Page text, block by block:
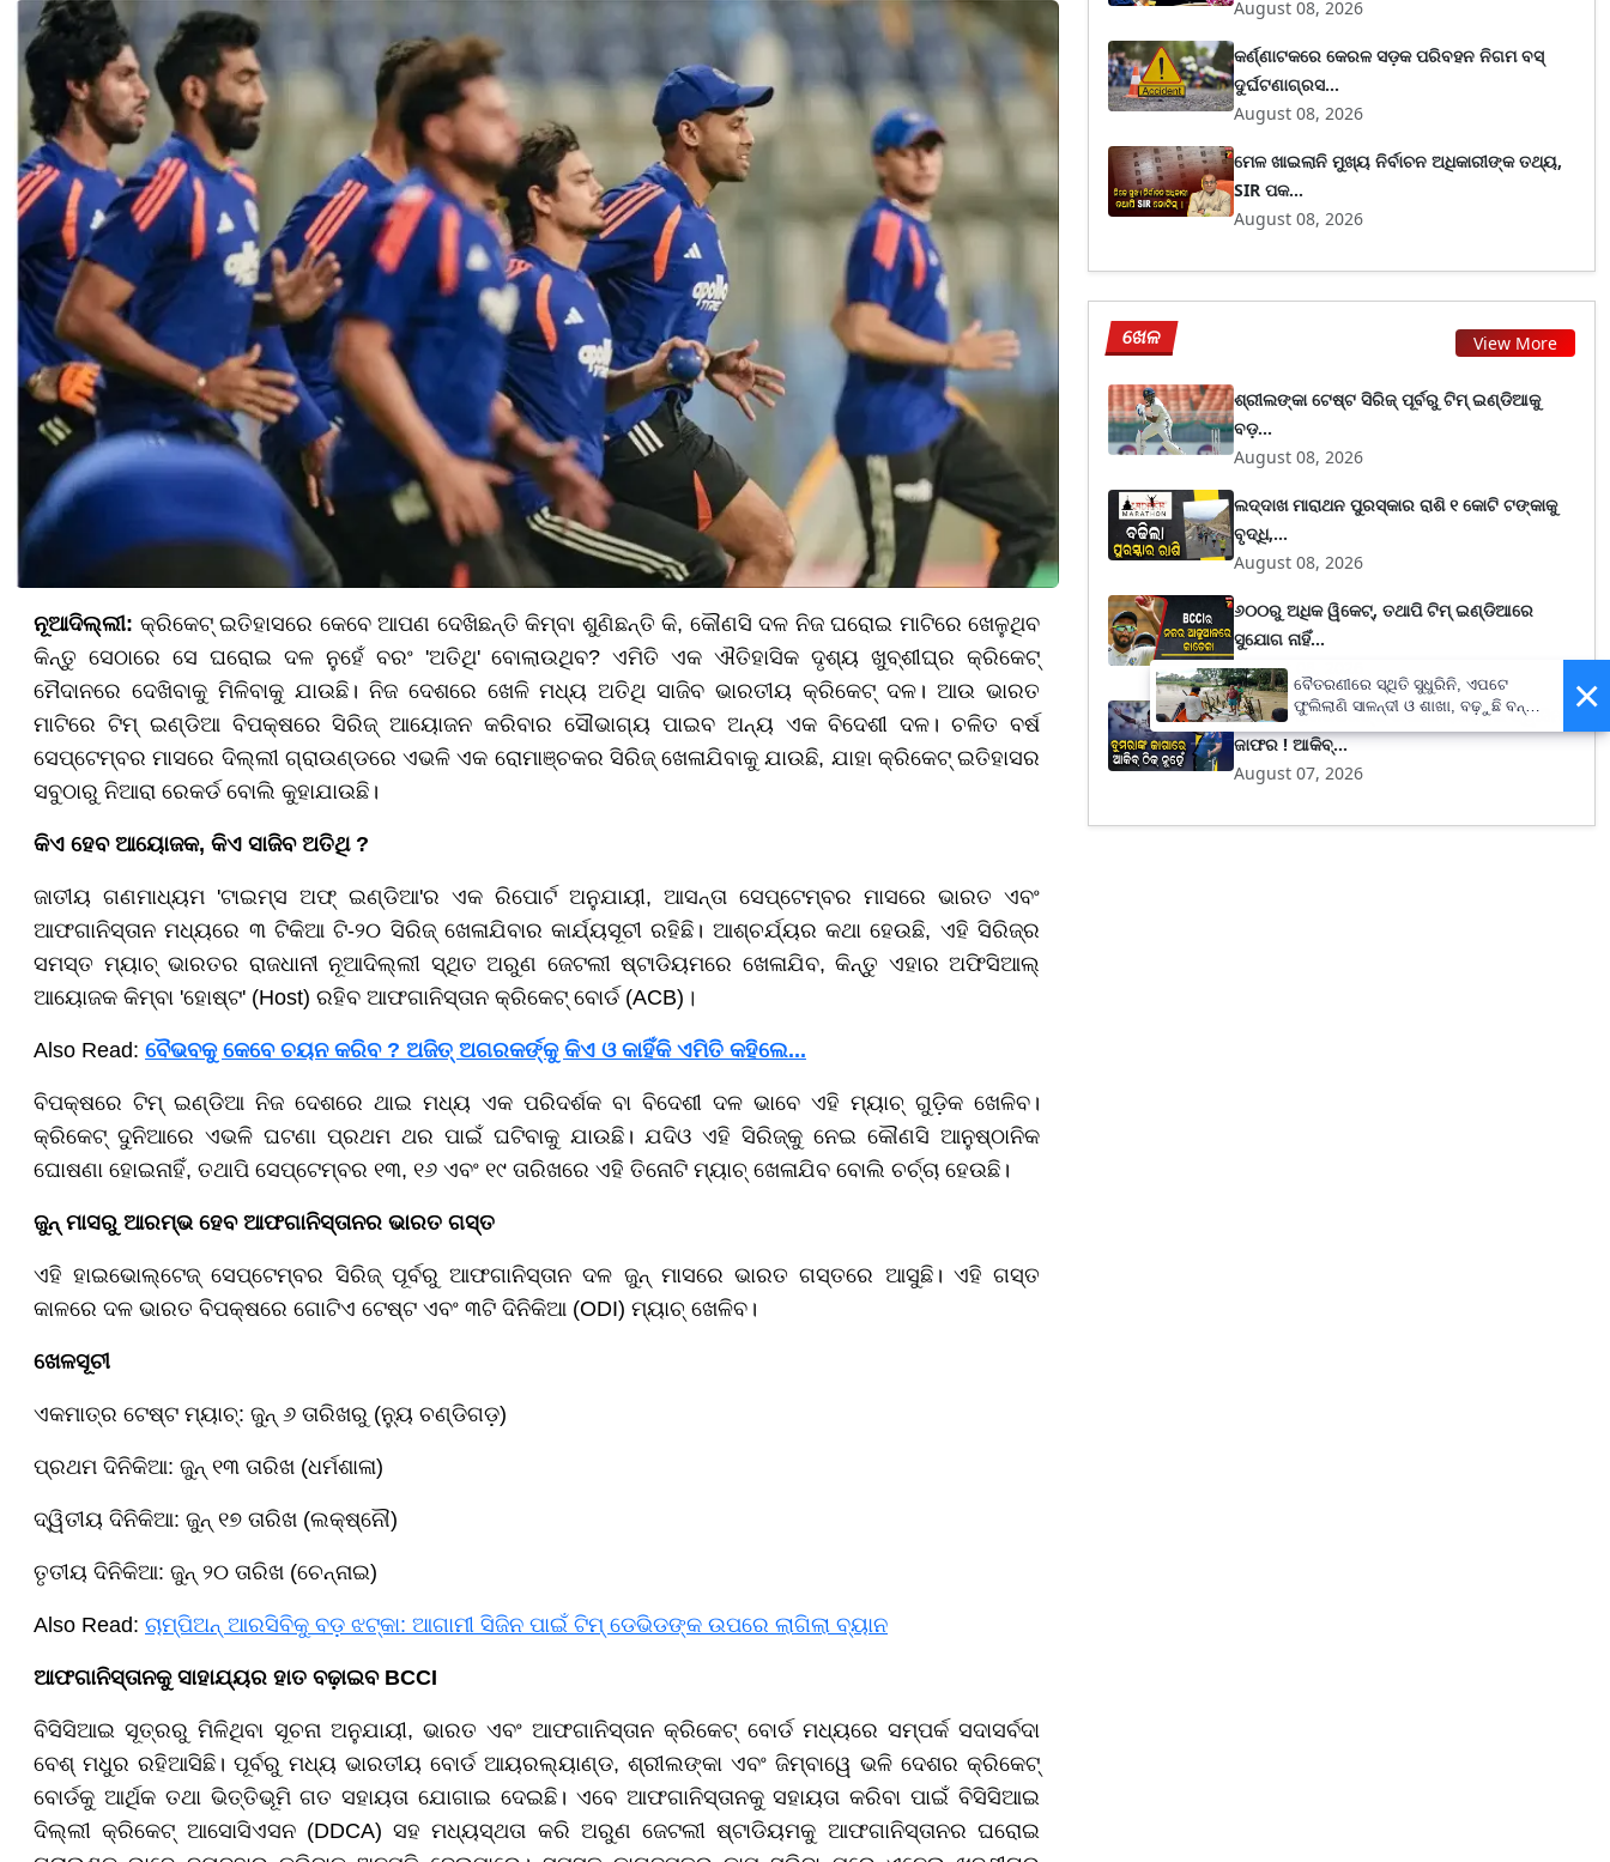
ନୂଆଦିଲ୍ଲୀ: କ୍ରିକେଟ୍ ଇତିହାସରେ କେବେ ଆପଣ ଦେଖିଛନ୍ତି କିମ୍ବା ଶୁଣିଛନ୍ତି କି, କୌଣସି ଦଳ ନିଜ ଘରୋଇ ମାଟିରେ ଖେଳୁଥିବ
କିନ୍ତୁ ସେଠାରେ ସେ ଘରୋଇ ଦଳ ନୁହେଁ ବରଂ 'ଅତିଥି' ବୋଲାଉଥିବ? ଏମିତି ଏକ ଐତିହାସିକ ଦୃଶ୍ୟ ଖୁବ୍ଶୀଘ୍ର କ୍ରିକେଟ୍
ମୈଦାନରେ ଦେଖିବାକୁ ମିଳିବାକୁ ଯାଉଛି। ନିଜ ଦେଶରେ ଖେଳି ମଧ୍ୟ ଅତିଥି ସାଜିବ ଭାରତୀୟ କ୍ରିକେଟ୍ ଦଳ। ଆଉ ଭାରତ
ମାଟିରେ ଟିମ୍ ଇଣ୍ଡିଆ ବିପକ୍ଷରେ ସିରିଜ୍ ଆୟୋଜନ କରିବାର ସୌଭାଗ୍ୟ ପାଇବ ଅନ୍ୟ ଏକ ବିଦେଶୀ ଦଳ। ଚଳିତ ବର୍ଷ
ସେପ୍ଟେମ୍ବର ମାସରେ ଦିଲ୍ଲୀ ଗ୍ରାଉଣ୍ଡରେ ଏଭଳି ଏକ ରୋମାଞ୍ଚକର ସିରିଜ୍ ଖେଳାଯିବାକୁ ଯାଉଛି, ଯାହା କ୍ରିକେଟ୍ ଇତିହାସର
ସବୁଠାରୁ ନିଆରା ରେକର୍ଡ ବୋଲି କୁହାଯାଉଛି।
କିଏ ହେବ ଆୟୋଜକ, କିଏ ସାଜିବ ଅତିଥି ?
ଜାତୀୟ ଗଣମାଧ୍ୟମ 'ଟାଇମ୍ସ ଅଫ୍ ଇଣ୍ଡିଆ'ର ଏକ ରିପୋର୍ଟ ଅନୁଯାୟୀ, ଆସନ୍ତା ସେପ୍ଟେମ୍ବର ମାସରେ ଭାରତ ଏବଂ
ଆଫଗାନିସ୍ତାନ ମଧ୍ୟରେ ୩ ଟିକିଆ ଟି-୨୦ ସିରିଜ୍ ଖେଳାଯିବାର କାର୍ଯ୍ୟସୂଚୀ ରହିଛି। ଆଶ୍ଚର୍ଯ୍ୟର କଥା ହେଉଛି, ଏହି ସିରିଜ୍ର
ସମସ୍ତ ମ୍ୟାଚ୍ ଭାରତର ରାଜଧାନୀ ନୂଆଦିଲ୍ଲୀ ସ୍ଥିତ ଅରୁଣ ଜେଟଲୀ ଷ୍ଟାଡିୟମରେ ଖେଳାଯିବ, କିନ୍ତୁ ଏହାର ଅଫିସିଆଲ୍
ଆୟୋଜକ କିମ୍ବା 'ହୋଷ୍ଟ' (Host) ରହିବ ଆଫଗାନିସ୍ତାନ କ୍ରିକେଟ୍ ବୋର୍ଡ (ACB)।
Also Read: ବୈଭବକୁ କେବେ ଚୟନ କରିବ ? ଅଜିତ୍ ଅଗରକର୍ଙ୍କୁ କିଏ ଓ କାହିଁକି ଏମିତି କହିଲେ...
ବିପକ୍ଷରେ ଟିମ୍ ଇଣ୍ଡିଆ ନିଜ ଦେଶରେ ଥାଇ ମଧ୍ୟ ଏକ ପରିଦର୍ଶକ ବା ବିଦେଶୀ ଦଳ ଭାବେ ଏହି ମ୍ୟାଚ୍ ଗୁଡ଼ିକ ଖେଳିବ।
କ୍ରିକେଟ୍ ଦୁନିଆରେ ଏଭଳି ଘଟଣା ପ୍ରଥମ ଥର ପାଇଁ ଘଟିବାକୁ ଯାଉଛି। ଯଦିଓ ଏହି ସିରିଜ୍କୁ ନେଇ କୌଣସି ଆନୁଷ୍ଠାନିକ
ଘୋଷଣା ହୋଇନାହିଁ, ତଥାପି ସେପ୍ଟେମ୍ବର ୧୩, ୧୬ ଏବଂ ୧୯ ତାରିଖରେ ଏହି ତିନୋଟି ମ୍ୟାଚ୍ ଖେଳାଯିବ ବୋଲି ଚର୍ଚ୍ଚା ହେଉଛି।
ଜୁନ୍ ମାସରୁ ଆରମ୍ଭ ହେବ ଆଫଗାନିସ୍ତାନର ଭାରତ ଗସ୍ତ
ଏହି ହାଇଭୋଲ୍ଟେଜ୍ ସେପ୍ଟେମ୍ବର ସିରିଜ୍ ପୂର୍ବରୁ ଆଫଗାନିସ୍ତାନ ଦଳ ଜୁନ୍ ମାସରେ ଭାରତ ଗସ୍ତରେ ଆସୁଛି। ଏହି ଗସ୍ତ
କାଳରେ ଦଳ ଭାରତ ବିପକ୍ଷରେ ଗୋଟିଏ ଟେଷ୍ଟ ଏବଂ ୩ଟି ଦିନିକିଆ (ODI) ମ୍ୟାଚ୍ ଖେଳିବ।
ଖେଳସୂଚୀ
ଏକମାତ୍ର ଟେଷ୍ଟ ମ୍ୟାଚ୍: ଜୁନ୍ ୬ ତାରିଖରୁ (ନ୍ୟୁ ଚଣ୍ଡିଗଡ଼)
ପ୍ରଥମ ଦିନିକିଆ: ଜୁନ୍ ୧୩ ତାରିଖ (ଧର୍ମଶାଳା)
ଦ୍ୱିତୀୟ ଦିନିକିଆ: ଜୁନ୍ ୧୭ ତାରିଖ (ଲକ୍ଷ୍ନୌ)
ତୃତୀୟ ଦିନିକିଆ: ଜୁନ୍ ୨୦ ତାରିଖ (ଚେନ୍ନାଇ)
Also Read: ଚାମ୍ପିଅନ୍ ଆରସିବିକୁ ବଡ଼ ଝଟ୍କା: ଆଗାମୀ ସିଜିନ ପାଇଁ ଟିମ୍ ଡେଭିଡଙ୍କ ଉପରେ ଲାଗିଲା ବ୍ୟାନ
ଆଫଗାନିସ୍ତାନକୁ ସାହାଯ୍ୟର ହାତ ବଢ଼ାଇବ BCCI
ବିସିସିଆଇ ସୂତ୍ରରୁ ମିଳିଥିବା ସୂଚନା ଅନୁଯାୟୀ, ଭାରତ ଏବଂ ଆଫଗାନିସ୍ତାନ କ୍ରିକେଟ୍ ବୋର୍ଡ ମଧ୍ୟରେ ସମ୍ପର୍କ ସଦାସର୍ବଦା
ବେଶ୍ ମଧୁର ରହିଆସିଛି। ପୂର୍ବରୁ ମଧ୍ୟ ଭାରତୀୟ ବୋର୍ଡ ଆୟରଲ୍ୟାଣ୍ଡ, ଶ୍ରୀଲଙ୍କା ଏବଂ ଜିମ୍ବାୱେ ଭଳି ଦେଶର କ୍ରିକେଟ୍
ବୋର୍ଡକୁ ଆର୍ଥିକ ତଥା ଭିତ୍ତିଭୂମି ଗତ ସହାୟତା ଯୋଗାଇ ଦେଇଛି। ଏବେ ଆଫଗାନିସ୍ତାନକୁ ସହାୟତା କରିବା ପାଇଁ ବିସିସିଆଇ
ଦିଲ୍ଲୀ କ୍ରିକେଟ୍ ଆସୋସିଏସନ (DDCA) ସହ ମଧ୍ୟସ୍ଥତା କରି ଅରୁଣ ଜେଟଲୀ ଷ୍ଟାଡିୟମକୁ ଆଫଗାନିସ୍ତାନର ଘରୋଇ
August 08, 2026
କର୍ଣ୍ଣାଟକରେ କେରଳ ସଡ଼କ ପରିବହନ ନିଗମ ବସ୍
ଦୁର୍ଘଟଣାଗ୍ରସ...
August 08, 2026
ମେଳ ଖାଇଲାନି ମୁଖ୍ୟ ନିର୍ବାଚନ ଅଧିକାରୀଙ୍କ ତଥ୍ୟ,
SIR ପକ...
August 08, 2026
ଖେଳ View More
ଶ୍ରୀଲଙ୍କା ଟେଷ୍ଟ ସିରିଜ୍‌ ପୂର୍ବରୁ ଟିମ୍‌ ଇଣ୍ଡିଆକୁ
ବଡ଼...
August 08, 2026
ଲଦ୍ଦାଖ ମାରାଥନ ପୁରସ୍କାର ରାଶି ୧ କୋଟି ଟଙ୍କାକୁ
ବୃଦ୍ଧି,...
August 08, 2026
୬୦୦ରୁ ଅଧିକ ୱିକେଟ୍, ତଥାପି ଟିମ୍ ଇଣ୍ଡିଆରେ
ସୁଯୋଗ ନାହିଁ...
August 08, 2026
ଗମ୍ଭୀର-ଅଗରକରଙ୍କ ଉପରେ ରାଗିଗଲେ ଓ୍ୱାସିମ୍
ଜାଫର ! ଆକିବ୍...
August 07, 2026
×
ବୈତରଣୀରେ ସ୍ଥିତି ସୁଧୁରିନି, ଏପଟେ
ଫୁଲିଲାଣି ସାଳନ୍ଦୀ ଓ ଶାଖା, ବଢ଼ୁଛି ବନ୍ୟା